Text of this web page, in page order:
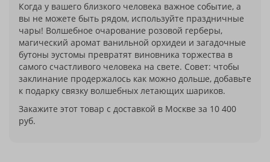
Когда у вашего близкого человека важное событие, а
вы не можете быть рядом, используйте праздничные
чары! Волшебное очарование розовой герберы,
магический аромат ванильной орхидеи и загадочные
бутоны эустомы превратят виновника торжества в
самого счастливого человека на свете. Совет: чтобы
заклинание продержалось как можно дольше, добавьте
к подарку связку волшебных летающих шариков.
Закажите этот товар с доставкой в Москве за 10 400
руб.